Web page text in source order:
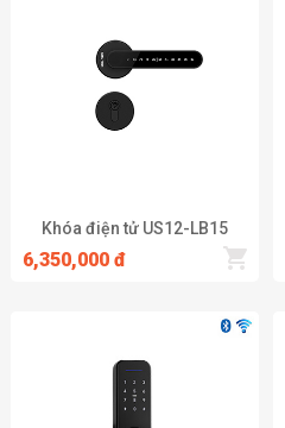
Khóa điện tử US12-LB15
6,350,000 đ